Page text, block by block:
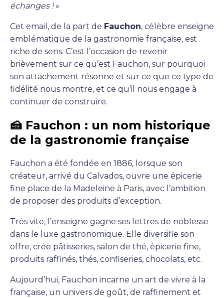
échanges !»
Cet email, de la part de Fauchon, célèbre enseigne
emblématique de la gastronomie française, est
riche de sens. C’est l’occasion de revenir
brièvement sur ce qu’est Fauchon, sur pourquoi
son attachement résonne et sur ce que ce type de
fidélité nous montre, et ce qu’il nous engage à
continuer de construire.
🍰 Fauchon : un nom historique
de la gastronomie française
Fauchon a été fondée en 1886, lorsque son
créateur, arrivé du Calvados, ouvre une épicerie
fine place de la Madeleine à Paris, avec l’ambition
de proposer des produits d’exception.
Très vite, l’enseigne gagne ses lettres de noblesse
dans le luxe gastronomique. Elle diversifie son
offre, crée pâtisseries, salon de thé, épicerie fine,
produits raffinés, thés, confiseries, chocolats, etc.
Aujourd’hui, Fauchon incarne un art de vivre à la
française, un univers de goût, de raffinement et